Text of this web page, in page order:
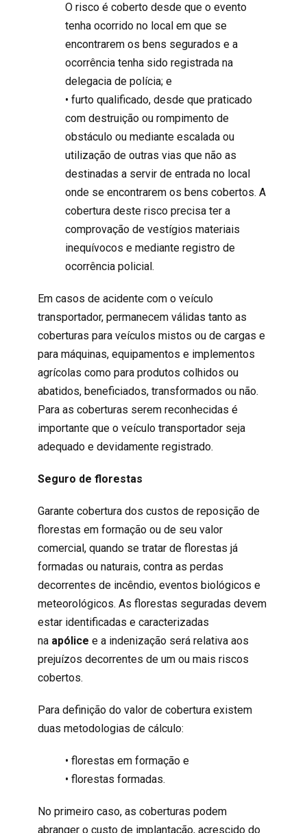
O risco é coberto desde que o evento
tenha ocorrido no local em que se
encontrarem os bens segurados e a
ocorrência tenha sido registrada na
delegacia de polícia; e
• furto qualificado, desde que praticado
com destruição ou rompimento de
obstáculo ou mediante escalada ou
utilização de outras vias que não as
destinadas a servir de entrada no local
onde se encontrarem os bens cobertos. A
cobertura deste risco precisa ter a
comprovação de vestígios materiais
inequívocos e mediante registro de
ocorrência policial.
Em casos de acidente com o veículo
transportador, permanecem válidas tanto as
coberturas para veículos mistos ou de cargas e
para máquinas, equipamentos e implementos
agrícolas como para produtos colhidos ou
abatidos, beneficiados, transformados ou não.
Para as coberturas serem reconhecidas é
importante que o veículo transportador seja
adequado e devidamente registrado.
Seguro de florestas
Garante cobertura dos custos de reposição de
florestas em formação ou de seu valor
comercial, quando se tratar de florestas já
formadas ou naturais, contra as perdas
decorrentes de incêndio, eventos biológicos e
meteorológicos. As florestas seguradas devem
estar identificadas e caracterizadas
na apólice e a indenização será relativa aos
prejuízos decorrentes de um ou mais riscos
cobertos.
Para definição do valor de cobertura existem
duas metodologias de cálculo:
• florestas em formação e
• florestas formadas.
No primeiro caso, as coberturas podem
abranger o custo de implantação, acrescido do